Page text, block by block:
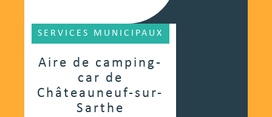
Aire de camping-
car de
Châteauneuf-sur-
Sarthe
SERVICES MUNICIPAUX